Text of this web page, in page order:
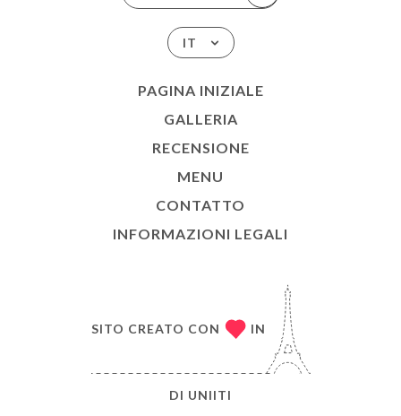
IT
PAGINA INIZIALE
GALLERIA
RECENSIONE
MENU
CONTATTO
INFORMAZIONI LEGALI
SITO CREATO CON IN
DI UNIITI